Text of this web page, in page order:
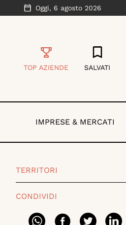
Oggi, 6 agosto 2026
TOP AZIENDE SALVATI
IMPRESE & MERCATI
TERRITORI
CONDIVIDI